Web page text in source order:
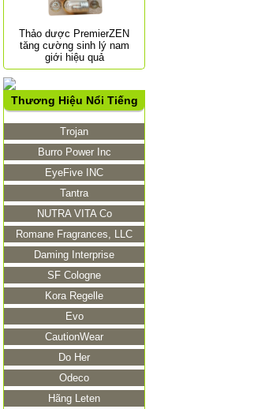
Thảo dược PremierZEN
tăng cường sinh lý nam
giới hiệu quả
Thương Hiệu Nổi Tiếng
Trojan
Burro Power Inc
EyeFive INC
Tantra
NUTRA VITA Co
Romane Fragrances, LLC
Daming Interprise
SF Cologne
Kora Regelle
Evo
CautionWear
Do Her
Odeco
Hãng Leten